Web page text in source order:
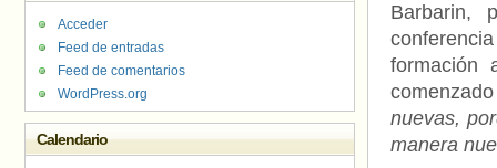
Barbarin,
formación
nuevas,
manera
Acceder
Feed de entradas
Feed de comentarios
WordPress.org
Calendario